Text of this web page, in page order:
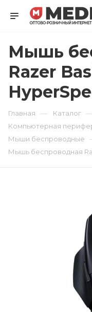
Мышь
Razer
Главная — Каталог
Компьютерная
Мыши беспроводные
Мышь беспроводная